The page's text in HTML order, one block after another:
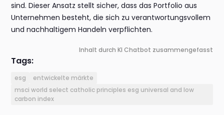
sind. Dieser Ansatz stellt sicher, dass das Portfolio aus
Unternehmen besteht, die sich zu verantwortungsvollem
und nachhaltigem Handeln verpflichten.
Inhalt durch KI Chatbot zusammengefasst
Tags:
esg
entwickelte märkte
msci world select catholic principles esg universal and low
carbon index